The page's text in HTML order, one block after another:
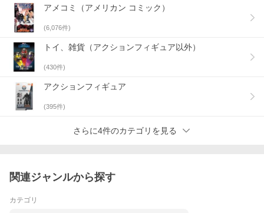
アメコミ（アメリカン コミック）
(6,076件)
トイ、雑貨（アクションフィギュア以外）
(430件)
アクションフィギュア
(395件)
さらに4件のカテゴリを見る
関連ジャンルから探す
カテゴリ